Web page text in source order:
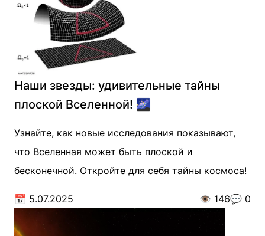
Наши звезды: удивительные тайны
плоской Вселенной! 🌌
Узнайте, как новые исследования показывают,
что Вселенная может быть плоской и
бесконечной. Откройте для себя тайны космоса!
📅 5.07.2025 👁️ 146💬 0